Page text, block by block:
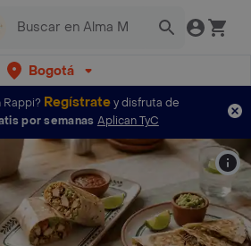
Bogotá
Rappi? Regístratey disfruta de
por semanas Aplican TyC